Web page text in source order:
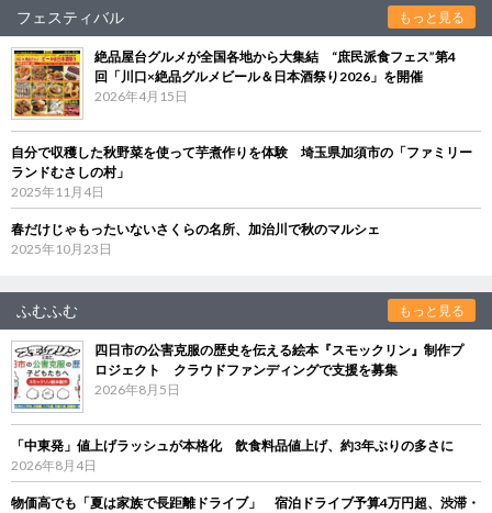
フェスティバル もっと見る
絶品屋台グルメが全国各地から大集結 “庶民派食フェス”第4
回「川口×絶品グルメビール＆日本酒祭り2026」を開催
2026年4月15日
自分で収穫した秋野菜を使って芋煮作りを体験 埼玉県加須市の「ファミリー
ランドむさしの村」
2025年11月4日
春だけじゃもったいないさくらの名所、加治川で秋のマルシェ
2025年10月23日
ふむふむ もっと見る
四日市の公害克服の歴史を伝える絵本『スモックリン』制作プ
ロジェクト クラウドファンディングで支援を募集
2026年8月5日
「中東発」値上げラッシュが本格化 飲食料品値上げ、約3年ぶりの多さに
2026年8月4日
物価高でも「夏は家族で長距離ドライブ」 宿泊ドライブ予算4万円超、渋滞・